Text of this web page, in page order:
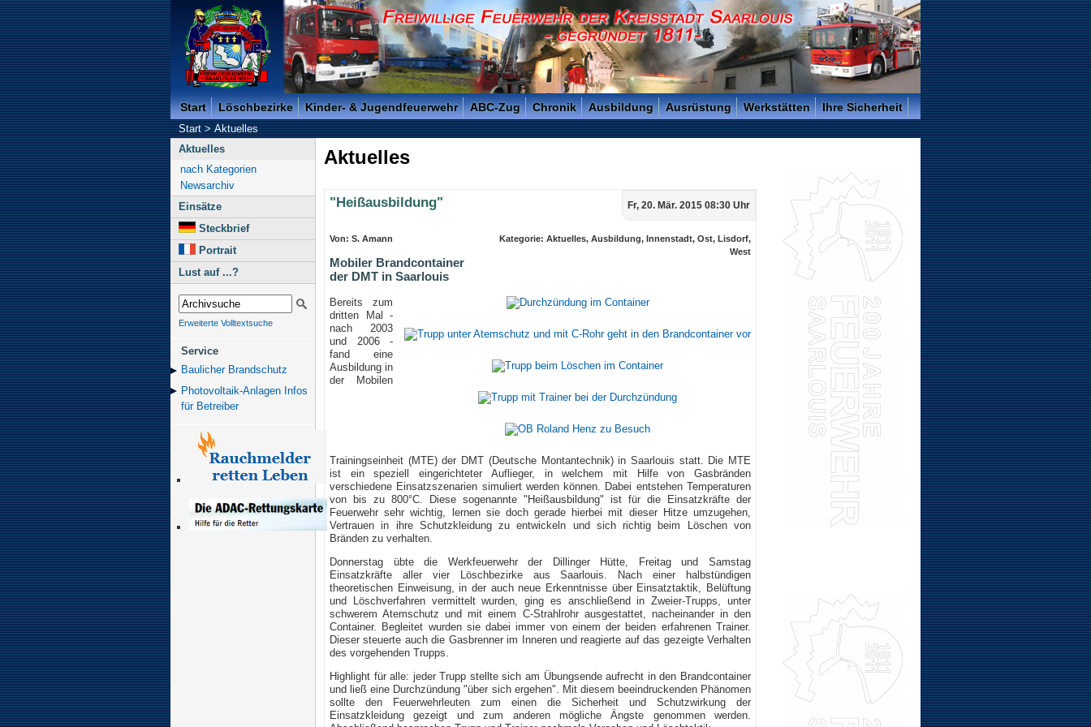
Freiwillige Feuerwehr der Kreisstadt Saarlouis - Gegründet 1811 -
Start Löschbezirke Kinder- & Jugendfeuerwehr ABC-Zug Chronik Ausbildung Ausrüstung Werkstätten Ihre Sicherheit
Start>Aktuelles
Aktuelles
nach Kategorien
Newsarchiv
Einsätze
Steckbrief
Portrait
Lust auf ...?
Erweiterte Volltextsuche
Service
Baulicher Brand­schutz
Photovoltaik-Anlagen Infos
für Betreiber
Aktuelles
Fr, 20. Mär. 2015 08:30 Uhr
"Heißausbildung"
Kategorie: Aktuelles, Ausbildung, Innenstadt, Ost, Lisdorf,
West
Von: S. Amann
Mobiler Brandcontainer
der DMT in Saarlouis
Bereits zum
dritten Mal -
nach 2003
und 2006 -
fand eine
Ausbildung in
der Mobilen
Trainingseinheit (MTE) der DMT (Deutsche Montantechnik) in Saarlouis statt. Die MTE
ist ein speziell eingerichteter Auflieger, in welchem mit Hilfe von Gasbränden
verschiedene Einsatzszenarien simuliert werden können. Dabei entstehen Temperaturen
von bis zu 800°C. Diese sogenannte "Heißausbildung" ist für die Einsatzkräfte der
Feuerwehr sehr wichtig, lernen sie doch gerade hierbei mit dieser Hitze umzugehen,
Vertrauen in ihre Schutzkleidung zu entwickeln und sich richtig beim Löschen von
Bränden zu verhalten.
Donnerstag übte die Werkfeuerwehr der Dillinger Hütte, Freitag und Samstag
Einsatzkräfte aller vier Löschbezirke aus Saarlouis. Nach einer halbstündigen
theoretischen Einweisung, in der auch neue Erkenntnisse über Einsatztaktik, Belüftung
und Löschverfahren vermittelt wurden, ging es anschließend in Zweier-Trupps, unter
schwerem Atemschutz und mit einem C-Strahlrohr ausgestattet, nacheinander in den
Container. Begleitet wurden sie dabei immer von einem der beiden erfahrenen Trainer.
Dieser steuerte auch die Gasbrenner im Inneren und reagierte auf das gezeigte Verhalten
des vorgehenden Trupps.
Highlight für alle: jeder Trupp stellte sich am Übungsende aufrecht in den Brandcontainer
und ließ eine Durchzündung "über sich ergehen". Mit diesem beeindruckenden Phänomen
sollte den Feuerwehrleuten zum einen die Sicherheit und Schutzwirkung der
Einsatzkleidung gezeigt und zum anderen mögliche Ängste genommen werden.